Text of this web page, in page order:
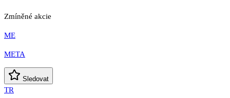
Zmíněné akcie
ME
META
Sledovat
TR